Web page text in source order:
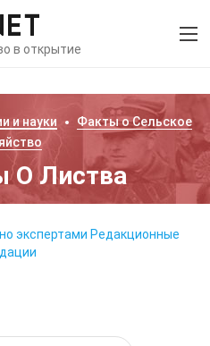
в открытие
и науки Факты оСельское
О Листва
экспертами Редакционные